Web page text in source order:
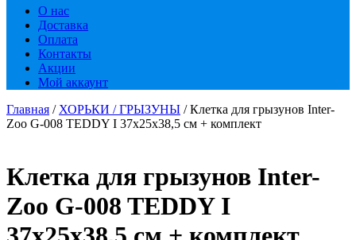
О нас
Доставка
Оплата
Контакты
Акции
Мой аккаунт
Главная / ХОРЬКИ / ГРЫЗУНЫ / Клетка для грызунов Inter-
Zoo G-008 TEDDY I 37х25х38,5 см + комплект
Клетка для грызунов Inter-
Zoo G-008 TEDDY I